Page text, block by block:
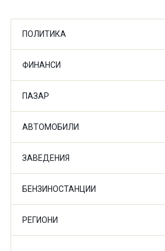
ПОЛИТИКА
ФИНАНСИ
ПАЗАР
АВТОМОБИЛИ
ЗАВЕДЕНИЯ
БЕНЗИНОСТАНЦИИ
РЕГИОНИ